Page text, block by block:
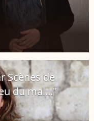
Scènes de
du mal..."